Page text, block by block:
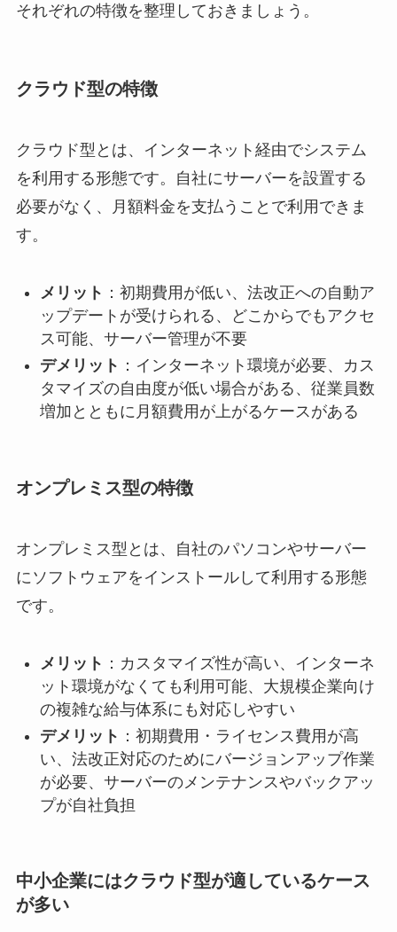
それぞれの特徴を整理しておきましょう。
クラウド型の特徴
クラウド型とは、インターネット経由でシステム
を利用する形態です。自社にサーバーを設置する
必要がなく、月額料金を支払うことで利用できま
す。
メリット ：初期費用が低い、法改正への自動ア
ップデートが受けられる、どこからでもアクセ
ス可能、サーバー管理が不要
デメリット ：インターネット環境が必要、カス
タマイズの自由度が低い場合がある、従業員数
増加とともに月額費用が上がるケースがある
オンプレミス型の特徴
オンプレミス型とは、自社のパソコンやサーバー
にソフトウェアをインストールして利用する形態
です。
メリット ：カスタマイズ性が高い、インターネ
ット環境がなくても利用可能、大規模企業向け
の複雑な給与体系にも対応しやすい
デメリット ：初期費用・ライセンス費用が高
い、法改正対応のためにバージョンアップ作業
が必要、サーバーのメンテナンスやバックアッ
プが自社負担
中小企業にはクラウド型が適しているケース
が多い